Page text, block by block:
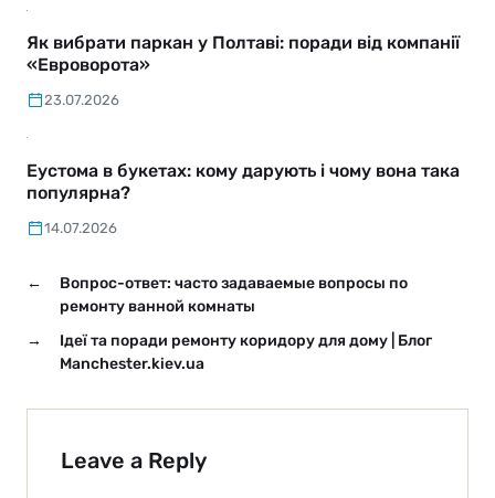
Як вибрати паркан у Полтаві: поради від компанії
«Евроворота»
23.07.2026
Еустома в букетах: кому дарують і чому вона така
популярна?
14.07.2026
←
Вопрос-ответ: часто задаваемые вопросы по
ремонту ванной комнаты
→
Ідеї та поради ремонту коридору для дому | Блог
Manchester.kiev.ua
Leave a Reply